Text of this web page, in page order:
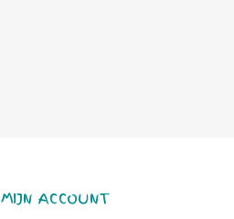
MIJN ACCOUNT